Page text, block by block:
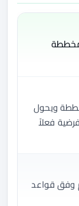
ويحول
فعلاً
وفق قواعد